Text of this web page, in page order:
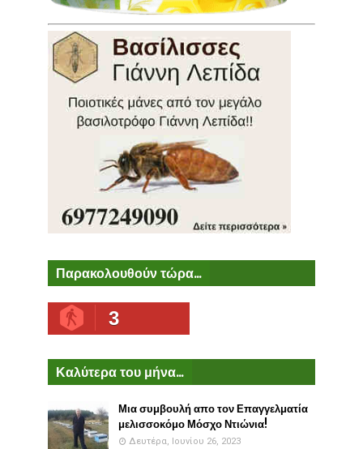
Παρακολουθούν τώρα...
3
Καλύτερα του μήνα...
Μια συμβουλή απο τον Επαγγελματία
μελισσοκόμο Μόσχο Ντιώνια!
Δευτέρα, Ιουνίου 26, 2023